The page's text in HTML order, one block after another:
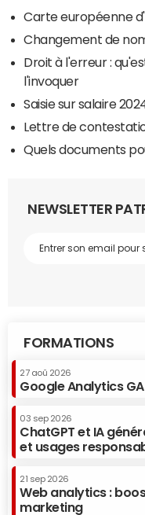
Carte européenne
Changement de
Droit à l'erreur :
l'invoquer
Saisie sur salaire
Lettre de
Quels documents
NEWSLETTER
FORMATIONS
27 aoû 2026
Google Analytics
03 sep 2026
ChatGPT et IA
et usages
21 sep 2026
Web analytics :
marketing